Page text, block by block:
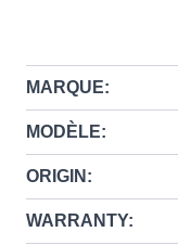
MARQUE:
MODÈLE:
ORIGIN:
WARRANTY: